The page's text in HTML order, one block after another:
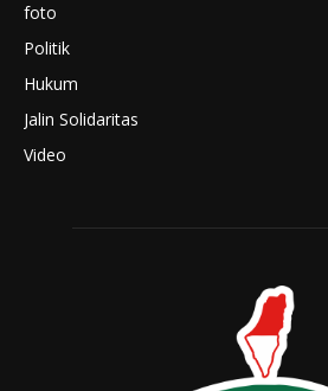
foto
Politik
Hukum
Jalin Solidaritas
Video